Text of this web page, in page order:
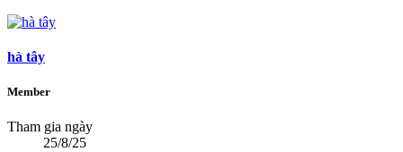
hà tây
Member
Tham gia ngày
25/8/25